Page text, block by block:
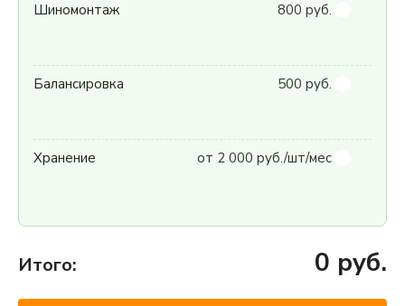
Шиномонтаж 800 руб.
Балансировка 500 руб.
Хранение от 2 000 руб./шт/мес
Итого: 0 руб.